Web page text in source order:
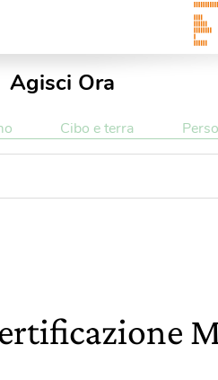
Agisci Ora
Cibo e terra